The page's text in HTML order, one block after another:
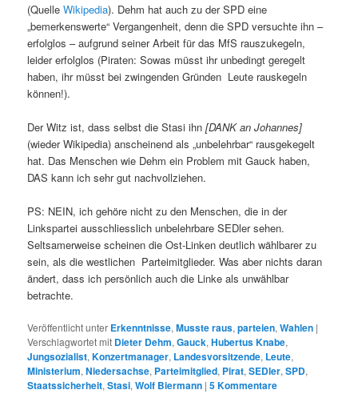
(QuelleWikipedia). Dehm hat auch zu der SPD eine
„bemerkenswerte“ Vergangenheit, denn die SPD versuchte ihn –
erfolglos – aufgrund seiner Arbeit für das MfS rauszukegeln,
leider erfolglos (Piraten: Sowas müsst ihr unbedingt geregelt
haben, ihr müsst bei zwingenden Gründen Leute rauskegeln
können!).
Der Witz ist, dass selbst die Stasi ihn[DANK an Johannes]
(wieder Wikipedia) anscheinend als „unbelehrbar“ rausgekegelt
hat. Das Menschen wie Dehm ein Problem mit Gauck haben,
DAS kann ich sehr gut nachvollziehen.
PS: NEIN, ich gehöre nicht zu den Menschen, die in der
Linkspartei ausschliesslich unbelehrbare SEDler sehen.
Seltsamerweise scheinen die Ost-Linken deutlich wählbarer zu
sein, als die westlichen Parteimitglieder. Was aber nichts daran
ändert, dass ich persönlich auch die Linke als unwählbar
betrachte.
Veröffentlicht unter Erkenntnisse,Musste raus,parteien,Wahlen |
Verschlagwortet mit Dieter Dehm,Gauck,Hubertus Knabe,
Jungsozialist,Konzertmanager, Landesvorsitzende, Leute,
Ministerium,Niedersachse, Parteimitglied, Pirat,SEDler,SPD,
Staatssicherheit,Stasi,Wolf Biermann |5Kommentare